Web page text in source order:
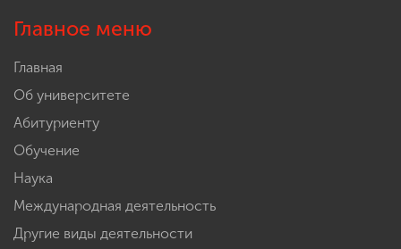
Главное меню
Главная
Об университете
Абитуриенту
Обучение
Наука
Международная деятельность
Другие виды деятельности